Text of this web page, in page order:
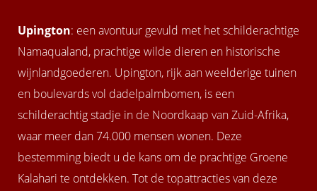
Upington: een avontuur gevuld met het schilderachtige
Namaqualand, prachtige wilde dieren en historische
wijnlandgoederen. Upington, rijk aan weelderige tuinen
en boulevards vol dadelpalmbomen, is een
schilderachtig stadje in de Noordkaap van Zuid-Afrika,
waar meer dan 74.000 mensen wonen. Deze
bestemming biedt u de kans om de prachtige Groene
Kalahari te ontdekken. Tot de topattracties van deze
Hierdoor